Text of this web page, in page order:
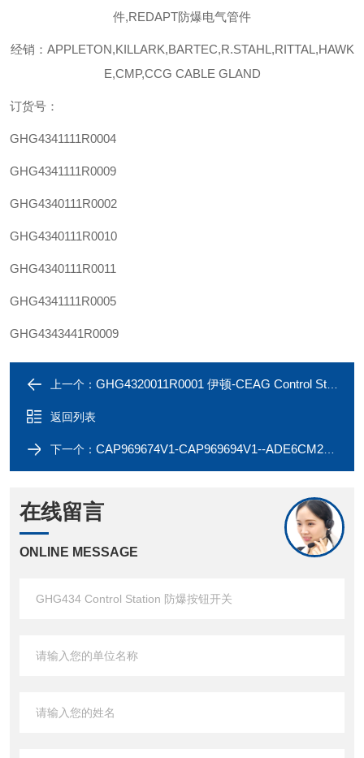
件,REDAPT防爆电气管件
经销： APPLETON,KILLARK,BARTEC,R.STAHL,RITTAL,HAWK
E,CMP,CCG CABLE GLAND
订货号：
GHG4341111R0004
GHG4341111R0009
GHG4340111R0002
GHG4340111R0010
GHG4340111R0011
GHG4341111R0005
GHG4343441R0009
上一个： GHG4320011R0001 伊顿-CEAG Control Station GHG432 防爆按钮开关
返回列表
下一个： CAP969674V1-CAP969694V1--ADE6CM201NPSCN-ADE6CM202NPSCN-胶泥格兰
在线留言
ONLINE MESSAGE